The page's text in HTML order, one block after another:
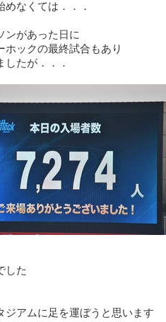
めなくては．．．
ンがあった日に
ホックの最終試合もあり
したが．．．
した
ジアムに足を運ぼうと思います